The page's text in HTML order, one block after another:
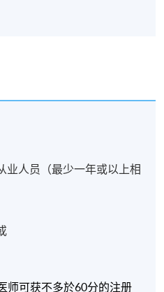
业人员（最少一年或以上相
师可获不多於60分的注册